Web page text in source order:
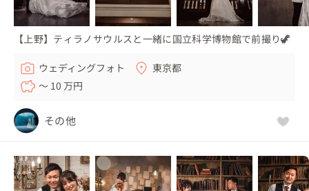
【上野】ティラノサウルスと一緒に国立科学博物館で前撮り🦖
ウェディングフォト
東京都
〜 10 万円
その他